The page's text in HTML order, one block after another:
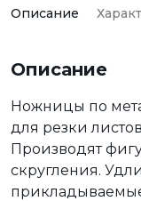
Описание
Описание
Ножницы по
для резки
Производят
скругления.